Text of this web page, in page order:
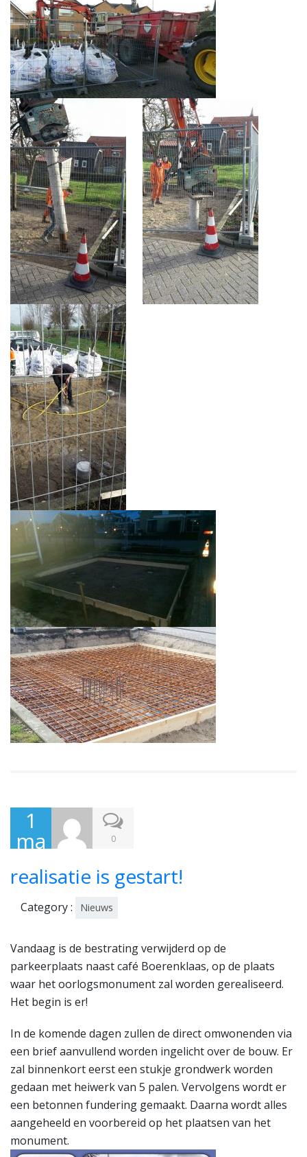
1
ma
201
7
0
realisatie is gestart!
Category : Nieuws
Vandaag is de bestrating verwijderd op de
parkeerplaats naast café Boerenklaas, op de plaats
waar het oorlogsmonument zal worden gerealiseerd.
Het begin is er!
In de komende dagen zullen de direct omwonenden via
een brief aanvullend worden ingelicht over de bouw. Er
zal binnenkort eerst een stukje grondwerk worden
gedaan met heiwerk van 5 palen. Vervolgens wordt er
een betonnen fundering gemaakt. Daarna wordt alles
aangeheeld en voorbereid op het plaatsen van het
monument.